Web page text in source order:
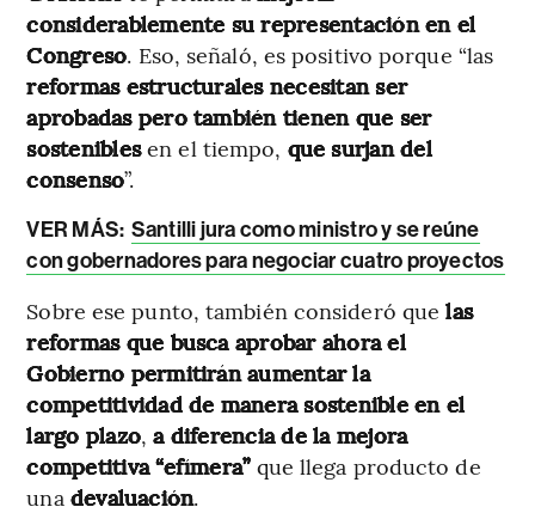
considerablemente su representación en el
Congreso. Eso, señaló, es positivo porque “las
reformas estructurales necesitan ser
aprobadas pero también tienen que ser
sosteniblesen el tiempo, que surjan del
consenso”.
VER MÁS: Santilli jura como ministro y se reúne
con gobernadores para negociar cuatro proyectos
Sobre ese punto, también consideró quelas
reformas que busca aprobar ahora el
Gobierno permitirán aumentar la
competitividad de manera sostenible en el
largo plazo,a diferencia de la mejora
competitiva “efímera”que llega producto de
una devaluación.